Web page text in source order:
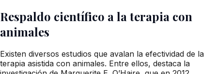
Respaldo científico a la terapia con
animales
Existen diversos estudios que avalan la efectividad de la
terapia asistida con animales. Entre ellos, destaca la